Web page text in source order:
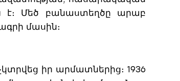
է։ Մեծ բանաստեղծը արաբ
մասին։
իր արմատներից։ 1936